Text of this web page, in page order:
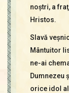
noştri, a
Hristos.
Slavă
Mântuitor
ne-ai
Dumnezeu
orice idol